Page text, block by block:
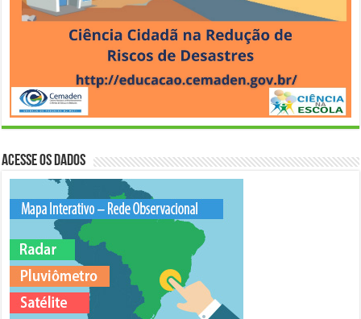
Acesse os Dados